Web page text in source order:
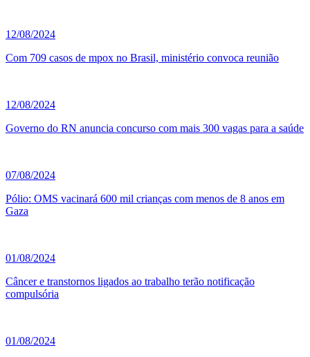
12/08/2024
Com 709 casos de mpox no Brasil, ministério convoca reunião
12/08/2024
Governo do RN anuncia concurso com mais 300 vagas para a saúde
07/08/2024
Pólio: OMS vacinará 600 mil crianças com menos de 8 anos em
Gaza
01/08/2024
Câncer e transtornos ligados ao trabalho terão notificação
compulsória
01/08/2024